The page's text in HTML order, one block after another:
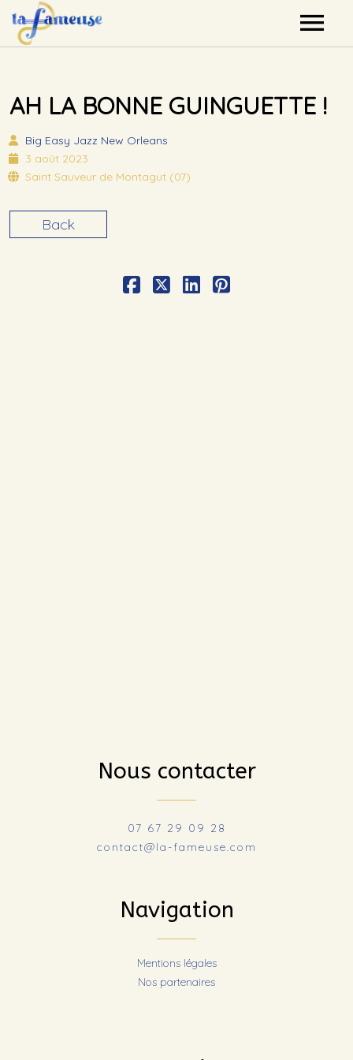
Agenda
Label
AH LA BONNE GUINGUETTE !
Big Easy Jazz New Orleans
3 août 2023
Saint Sauveur de Montagut (07)
Back
Nous contacter
07 67 29 09 28
contact@la-fameuse.com
Navigation
Mentions légales
Nos partenaires